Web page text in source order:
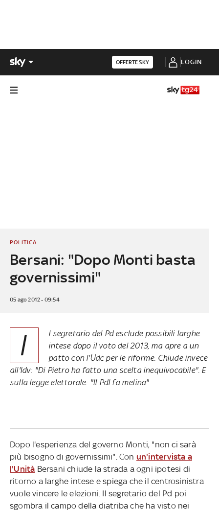
OFFERTE SKY LOGIN
Bersani: "Dopo Monti basta
governissimi"
POLITICA
05 ago 2012 - 09:54
I
l segretario del Pd esclude possibili larghe
intese dopo il voto del 2013, ma apre a un
patto con l'Udc per le riforme. Chiude invece
all'Idv: "Di Pietro ha fatto una scelta inequivocabile". E
sulla legge elettorale: "Il Pdl fa melina"
Dopo l'esperienza del governo Monti, "non ci sarà
più bisogno di governissimi". Con un'intervista a
l'Unità Bersani chiude la strada a ogni ipotesi di
ritorno a larghe intese e spiega che il centrosinistra
vuole vincere le elezioni. Il segretario del Pd poi
sgombra il campo della diatriba che ha visto nei